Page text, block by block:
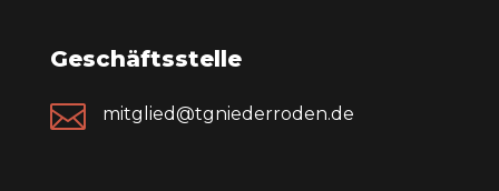
Geschäftsstelle
 mitglied@tgniederroden.de